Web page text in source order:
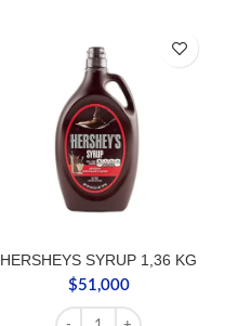
HERSHEYS SYRUP 1,36 KG
$51,000
HERSHEYS SYRUP 1,36